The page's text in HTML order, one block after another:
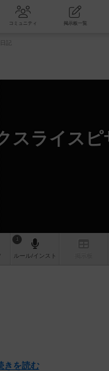
ドゲーム会 コミュニティ
記
スライスピ
1
ルール/インスト
きを読む